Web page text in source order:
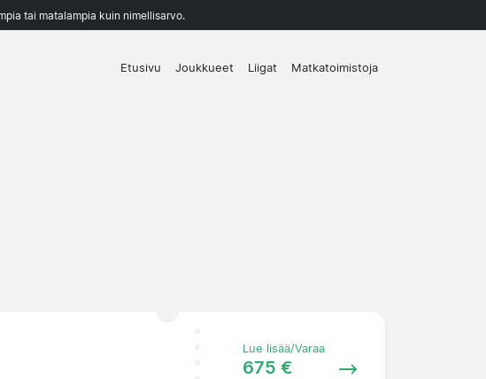
tai matalampia kuin nimellisarvo.
Etusivu Joukkueet Liigat Matkatoimistoja
Lue lisää/Varaa
675 €